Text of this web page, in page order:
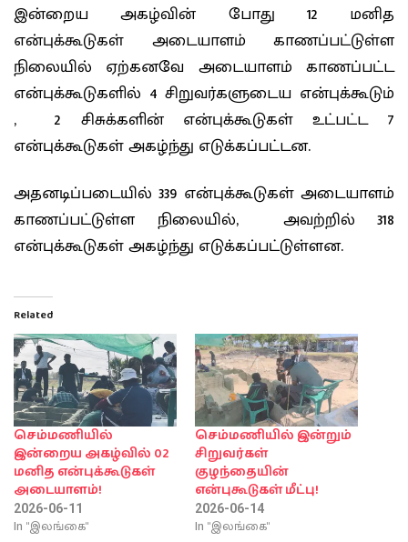
இன்றைய அகழ்வின் போது 12 மனித
என்புக்கூடுகள் அடையாளம் காணப்பட்டுள்ள
நிலையில் ஏற்கனவே அடையாளம் காணப்பட்ட
என்புக்கூடுகளில் 4 சிறுவர்களுடைய என்புக்கூடும்
, 2 சிசுக்களின் என்புக்கூடுகள் உட்பட்ட 7
என்புக்கூடுகள் அகழ்ந்து எடுக்கப்பட்டன.
அதனடிப்படையில் 339 என்புக்கூடுகள் அடையாளம்
காணப்பட்டுள்ள நிலையில், அவற்றில் 318
என்புக்கூடுகள் அகழ்ந்து எடுக்கப்பட்டுள்ளன.
Related
செம்மணியில்
இன்றைய அகழ்வில் 02
மனித என்புக்கூடுகள்
அடையாளம்!
2026-06-11
In "இலங்கை"
செம்மணியில் இன்றும்
சிறுவர்கள்
குழந்தையின்
என்புகூடுகள் மீட்பு!
2026-06-14
In "இலங்கை"